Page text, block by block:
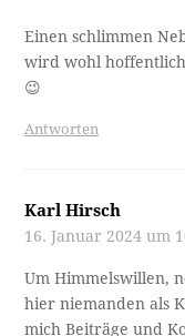
Einen schlimmen
wird wohl
😉
Antworten
Karl Hirsch
16. Januar 2024 um
Um Himmelswillen,
hier niemanden als
mich Beiträge und